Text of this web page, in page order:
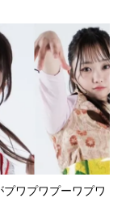
プワプワプーワプワ